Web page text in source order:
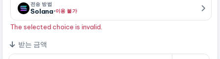
전송 방법
Solana·이용 불가
The selected choice is invalid.
받는 금액